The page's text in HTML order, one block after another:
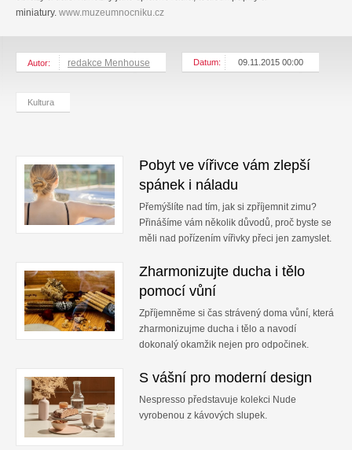
miniatury. www.muzeumnocniku.cz
Autor: redakce Menhouse Datum: 09.11.2015 00:00
Kultura
Pobyt ve vířivce vám zlepší
spánek i náladu
Přemýšlíte nad tím, jak si zpříjemnit zimu?
Přinášíme vám několik důvodů, proč byste se
měli nad pořízením vířivky přeci jen zamyslet.
Zharmonizujte ducha i tělo
pomocí vůní
Zpříjemněme si čas strávený doma vůní, která
zharmonizujme ducha i tělo a navodí
dokonalý okamžik nejen pro odpočinek.
S vášní pro moderní design
Nespresso představuje kolekci Nude
vyrobenou z kávových slupek.